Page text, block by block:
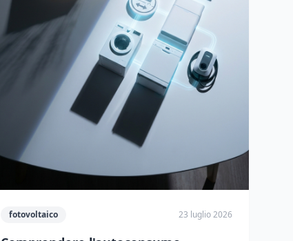
fotovoltaico 23 luglio 2026